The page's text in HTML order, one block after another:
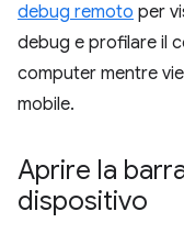
debug remoto per
debug e profilare il
computer mentre
mobile.
Aprire la
dispositivo